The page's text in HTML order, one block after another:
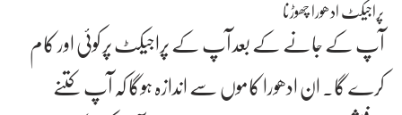
پراجیکٹ ادھورا چھوڑنا
آپ کے جانے کے بعد آپ کے پراجیکٹ پر کوئی اور کام
کرے گا۔ ان ادھورا کاموں سے اندازہ ہوگا کہ آپ کتنے